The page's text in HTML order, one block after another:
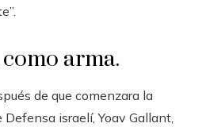
arma.
de que comenzara la
Defensa israelí, Yoav Gallant,